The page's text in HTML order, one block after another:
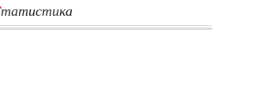
Статистика